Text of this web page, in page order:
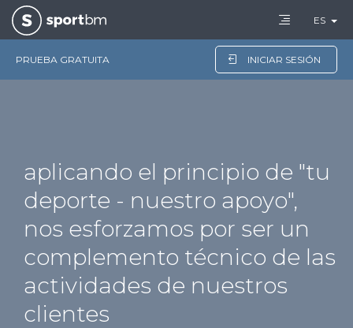
PRUEBA GRATUITA INICIAR SESIÓN
ES
aplicando el principio de "tu
deporte - nuestro apoyo",
nos esforzamos por ser un
complemento técnico de las
actividades de nuestros
clientes